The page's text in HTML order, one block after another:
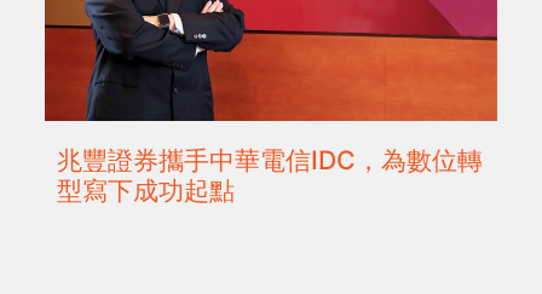
兆豐證券攜手中華電信IDC，為數位轉
型寫下成功起點